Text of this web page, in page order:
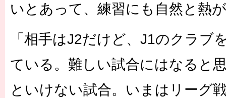
いとあって、練習にも自然と熱
「相手はJ2だけど、J1のクラブ
ている。難しい試合にはなると
といけない試合。いまはリーグ